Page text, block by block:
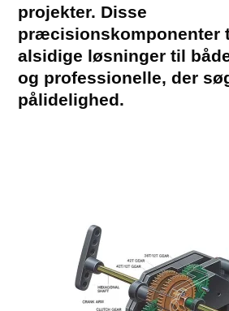
projekter. Disse
præcisionskomponenter
alsidige løsninger til
og professionelle, der
pålidelighed.